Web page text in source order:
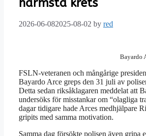
närmsta krets
2026-06-082025-08-02 by red
Bayardo
FSLN-veteranen och mångårige
Bayardo Arce greps den 31 juli av
Detta sedan riksåklagaren meddelat att
undersöks för misstankar om “olagliga
dagar tidigare hade Arces medhjälpare
gripits med samma motivation.
Samma dag försökte polisen även gripa